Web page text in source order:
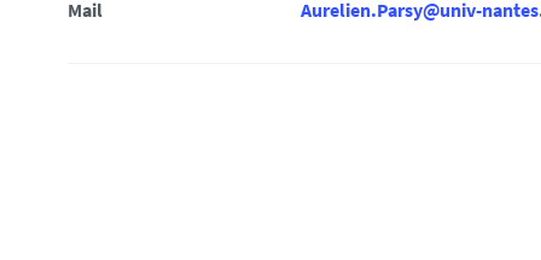
Mail Aurelien.Parsy@univ-